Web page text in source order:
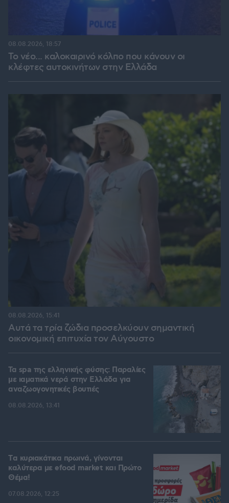
Το νέο... καλοκαιρινό κόλπο που κάνουν οι
κλέφτες αυτοκινήτων στην Ελλάδα
08.08.2026, 18:57
Αυτά τα τρία ζώδια προσελκύουν σημαντική
οικονομική επιτυχία τον Αύγουστο
08.08.2026, 15:41
Τα spa της ελληνικής φύσης: Παραλίες
με ιαματικά νερά στην Ελλάδα για
αναζωογονητικές βουτιές
08.08.2026, 13:41
Tα κυριακάτικα πρωινά, γίνονται
καλύτερα με efood market και Πρώτο
Θέμα!
07.08.2026, 12:25